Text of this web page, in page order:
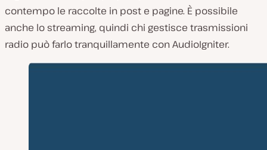
contempo le raccolte in post e pagine. È possibile
anche lo streaming, quindi chi gestisce trasmissioni
radio può farlo tranquillamente con AudioIgniter.